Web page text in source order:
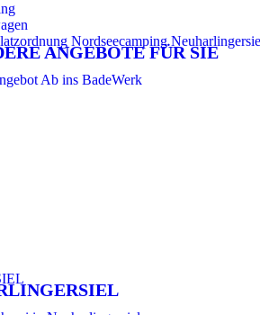
Nordseecamping
ANGEBOTE FÜR SIE
Ab ins BadeWerk